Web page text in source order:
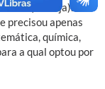
(Neeeja). Na
precisou apenas
química,
a qual optou por